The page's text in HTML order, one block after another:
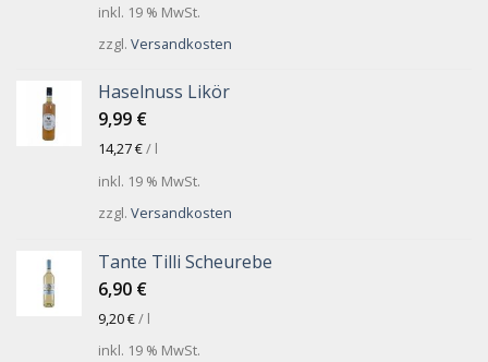
inkl. 19 % MwSt.
zzgl. Versandkosten
Haselnuss Likör
9,99 €
14,27€/ l
inkl. 19 % MwSt.
zzgl. Versandkosten
Tante Tilli Scheurebe
6,90 €
9,20€/ l
inkl. 19 % MwSt.